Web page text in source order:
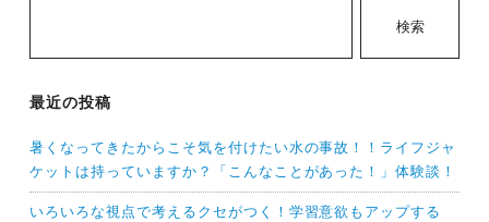
検索
最近の投稿
暑くなってきたからこそ気を付けたい水の事故！！ライフジャ
ケットは持っていますか？「こんなことがあった！」体験談！
いろいろな視点で考えるクセがつく！学習意欲もアップする